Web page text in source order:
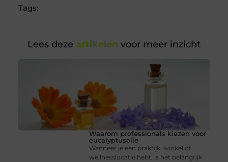
Tags:
Lees deze artikelen voor meer inzicht
Waarom professionals kiezen voor
eucalyptusolie
Wanneer je een praktijk, winkel of
wellnesslocatie hebt, is het belangrijk